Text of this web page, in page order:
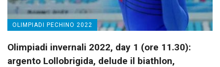
OLIMPIADI PECHINO 2022
Olimpiadi invernali 2022, day 1 (ore 11.30):
argento Lollobrigida, delude il biathlon,